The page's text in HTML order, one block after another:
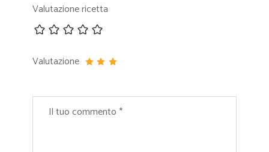
Valutazione ricetta
Valutazione